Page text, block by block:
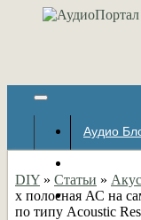
Аудио
DIY » Статьи »
х полосная АС на
по типу Acoustic